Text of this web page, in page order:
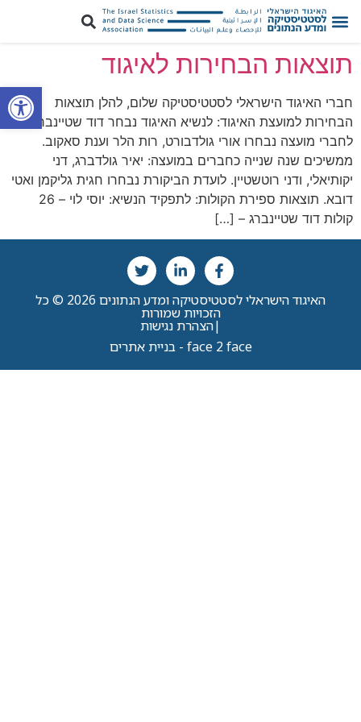
פתח
תוצאות הבחירות לאיגוד
חברי האיגוד הישראלי לסטטיסטיקה שלום, להלן תוצאות
הבחירות למועצת האיגוד: לנשיא האיגוד נבחר דוד שטיינברג.
לחברי מועצה נבחרו אורי גולדבורט, רות הלר וענת סאקוב.
ממשיכים שנה שנייה כחברים במועצה: יאיר גולדברג, דני
יקותיאלי, ודני רוטשטיין. לועדת הביקורת נבחרו חגית גליקמן ואטי
דובא. תוצאות ספירת הקולות: לתפקיד הנשיא: יוסי לוי – 26
קולות דוד שטיינברג – […]
האיגוד הישראלי לסטטיסטיקה ומדע הנתונים 2026 © כל
הזכויות שמורות
|הצהרת נגישות
face 2 face - בניית אתרים